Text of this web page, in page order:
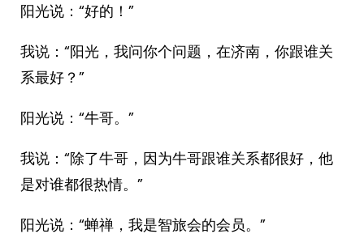
阳光说：“好的！”
我说：“阳光，我问你个问题，在济南，你跟谁关
系最好？”
阳光说：“牛哥。”
我说：“除了牛哥，因为牛哥跟谁关系都很好，他
是对谁都很热情。”
阳光说：“蝉禅，我是智旅会的会员。”